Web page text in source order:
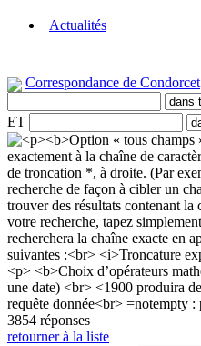
Actualités
Correspondance de Condorcet
ET
3854 réponses
retourner à la liste